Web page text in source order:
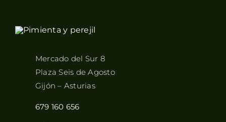
Mercado del Sur 8
Plaza Seis de Agosto
Gijón – Asturias
679 160 656